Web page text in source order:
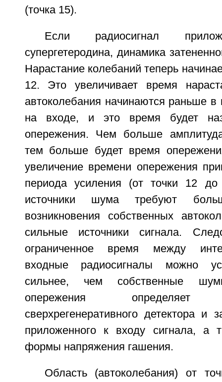
(точка 15).
Если радиосигнал
супергетеродина, динамика
Нарастание колебаний теперь
12. Это увеличивает время
автоколебания начинаются раньше в
на входе, и это время будет
опережения. Чем больше
тем больше будет время
увеличение времени опережения
периода усиления (от точки 12
источники шума требуют
возникновения собственных
сильные источники сигнала.
ограниченное время между
входные радиосигналы можно
сильнее, чем собственные
опережения определяет
сверхрегенеративного детектора и
приложенного к входу сигнала, а
формы напряжения гашения.
Область (автоколебания) от